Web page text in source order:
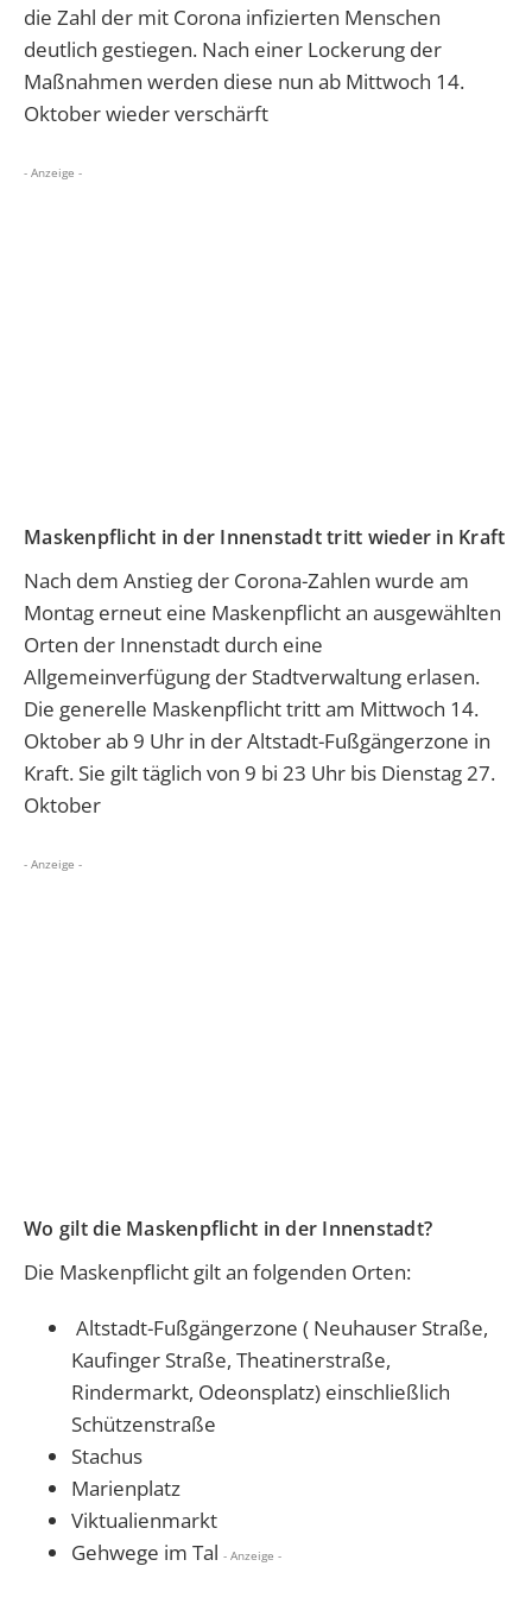
die Zahl der mit Corona infizierten Menschen
deutlich gestiegen. Nach einer Lockerung der
Maßnahmen werden diese nun ab Mittwoch 14.
Oktober wieder verschärft
- Anzeige -
Maskenpflicht in der Innenstadt tritt wieder in Kraft
Nach dem Anstieg der Corona-Zahlen wurde am
Montag erneut eine Maskenpflicht an ausgewählten
Orten der Innenstadt durch eine
Allgemeinverfügung der Stadtverwaltung erlasen.
Die generelle Maskenpflicht tritt am Mittwoch 14.
Oktober ab 9 Uhr in der Altstadt-Fußgängerzone in
Kraft. Sie gilt täglich von 9 bi 23 Uhr bis Dienstag 27.
Oktober
- Anzeige -
Wo gilt die Maskenpflicht in der Innenstadt?
Die Maskenpflicht gilt an folgenden Orten:
Altstadt-Fußgängerzone ( Neuhauser Straße,
Kaufinger Straße, Theatinerstraße,
Rindermarkt, Odeonsplatz) einschließlich
Schützenstraße
Stachus
Marienplatz
Viktualienmarkt
Gehwege im Tal - Anzeige -